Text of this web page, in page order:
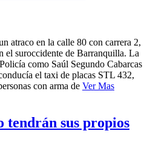
atraco en la calle 80 con carrera 2,
el suroccidente de Barranquilla. La
como Saúl Segundo Cabarcas
el taxi de placas STL 432,
con arma de Ver Mas
sus propios